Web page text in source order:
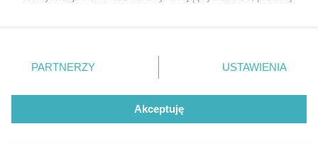
© 2026 wSzczecinie.pl
Created by GOD
prywatności znajdujący się w lewym dolnym rogu strony
. Niektóre rodzaje przetwarzania danych nie wymagają
takiemu przetwarzaniu. Preferencje będą miały
zastosowania tylko na tej witrynie.
PARTNERZY USTAWIENIA
Akceptuję